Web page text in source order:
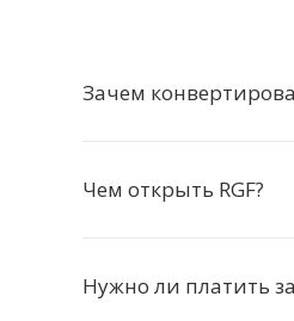
Зачем
Чем открыть RGF?
Нужно ли платить